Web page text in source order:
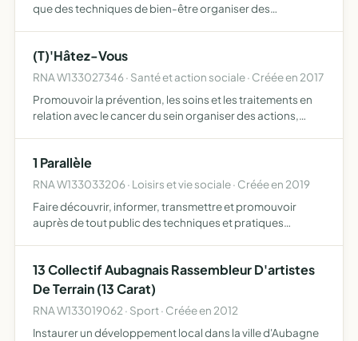
que des techniques de bien-être organiser des
(T)'Hâtez-Vous
RNA W133027346 · Santé et action sociale · Créée en 2017
Promouvoir la prévention, les soins et les traitements en
relation avec le cancer du sein organiser des actions,
1 Parallèle
RNA W133033206 · Loisirs et vie sociale · Créée en 2019
Faire découvrir, informer, transmettre et promouvoir
auprès de tout public des techniques et pratiques
13 Collectif Aubagnais Rassembleur D'artistes
De Terrain (13 Carat)
RNA W133019062 · Sport · Créée en 2012
Instaurer un développement local dans la ville d'Aubagne